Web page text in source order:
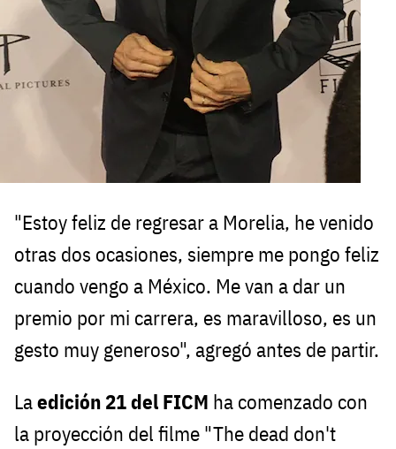
"Estoy feliz de regresar a Morelia, he venido
otras dos ocasiones, siempre me pongo feliz
cuando vengo a México. Me van a dar un
premio por mi carrera, es maravilloso, es un
gesto muy generoso", agregó antes de partir.
Laedición 21 del FICM ha comenzado con
la proyección del filme "The dead don't